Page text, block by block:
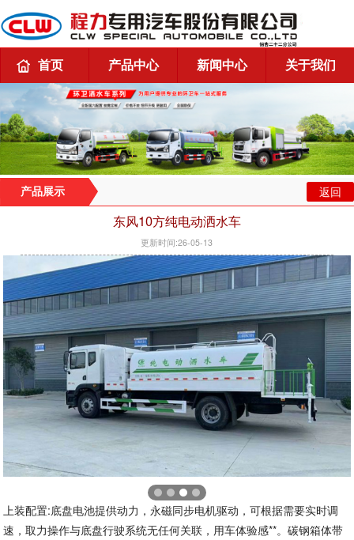
首页 产品中心 新闻中心 关于我们
产品展示 返回
东风10方纯电动洒水车
更新时间:26-05-13
上装配置:底盘电池提供动力，永磁同步电机驱动，可根据需要实时调
速，取力操作与底盘行驶系统无任何关联，用车体验感**。碳钢箱体带